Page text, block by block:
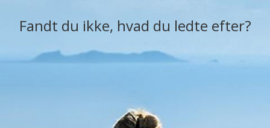
Fandt du ikke, hvad du ledte efter?